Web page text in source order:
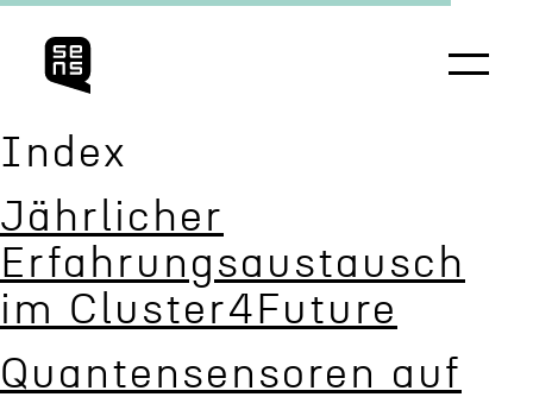
Index
Jährlicher
Erfahrungsaus­tausch
im Cluster4Future
Quanten­sensoren auf